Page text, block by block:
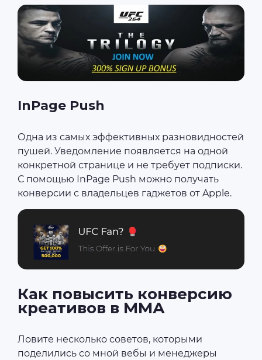
InPage Push
Одна из самых эффективных разновидностей
пушей. Уведомление появляется на одной
конкретной странице и не требует подписки.
С помощью InPage Push можно получать
конверсии с владельцев гаджетов от Apple.
Как повысить конверсию
креативов в ММА
Ловите несколько советов, которыми
поделились со мной вебы и менеджеры